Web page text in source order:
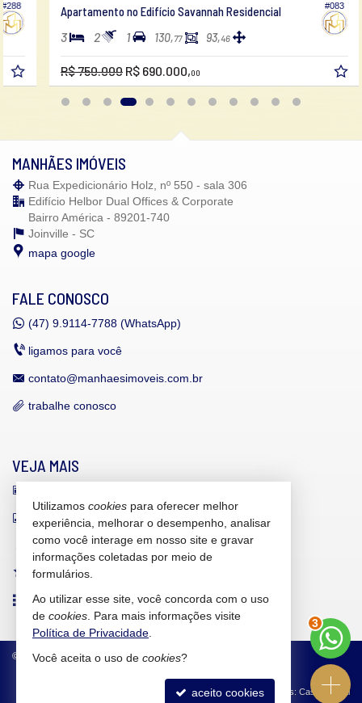
Apartamento no Edifício Savannah Residencial
2 1 130, 77 93,46
R$ 750.000R$ 690.000,00
MANHÃES IMÓVEIS
Rua Expedicionário Holz, nº 550 - sala 306
Edifício Helbor Dual Offices & Corporate
Bairro América - 89201-740
Joinville - SC
mapa google
FALE CONOSCO
(47) 9.9114-7788 (WhatsApp)
ligamos para você
contato@manhaesimoveis.com.br
trabalhe conosco
VEJA MAIS
indicadores financeiros
cadastre seu imóvel
imóveis favoritos
mapa de imóveis
© 2026 CRECI/SC 6.607-J Política de Privacidade
Site para imobiliárias: Castel Digital
3
Utilizamos cookies para oferecer melhor
experiência, melhorar o desempenho, analisar
como você interage em nosso site e gravar
informações coletadas por meio de
formulários.
Ao utilizar esse site, você concorda com o uso
de cookies . Para mais informações visite
Política de Privacidade
Você aceita o uso de cookies?
aceito cookies